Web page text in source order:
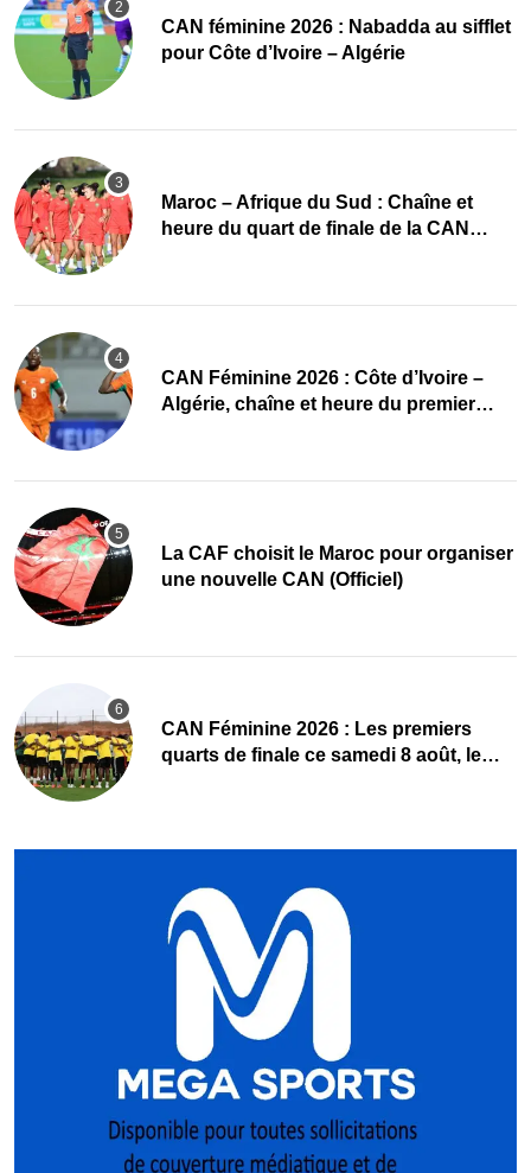
‎CAN féminine 2026 : Nabadda au sifflet
pour Côte d’Ivoire – Algérie
Maroc – Afrique du Sud : Chaîne et
heure du quart de finale de la CAN
CAN Féminine 2026 : Côte d’Ivoire –
Algérie, chaîne et heure du premier
La CAF choisit le Maroc pour organiser
une nouvelle CAN (Officiel)
CAN Féminine 2026 : Les premiers
quarts de finale ce samedi 8 août, le